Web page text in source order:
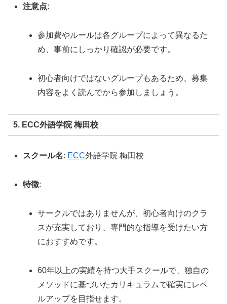
注意点:
参加費やルールは各グループによって異なるた
め、事前にしっかり確認が必要です。
初心者向けではないグループもあるため、募集
内容をよく読んでから参加しましょう。
5. ECC外語学院 梅田校
スクール名: ECC外語学院 梅田校
特徴:
サークルではありませんが、初心者向けのクラ
スが充実しており、専門的な指導を受けたい方
におすすめです。
60年以上の実績を持つ大手スクールで、独自の
メソッドに基づいたカリキュラムで確実にレベ
ルアップを目指せます。